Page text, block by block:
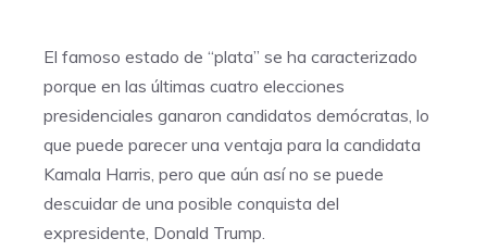
El famoso estado de “plata” se ha caracterizado
porque en las últimas cuatro elecciones
presidenciales ganaron candidatos demócratas, lo
que puede parecer una ventaja para la candidata
Kamala Harris, pero que aún así no se puede
descuidar de una posible conquista del
expresidente, Donald Trump.